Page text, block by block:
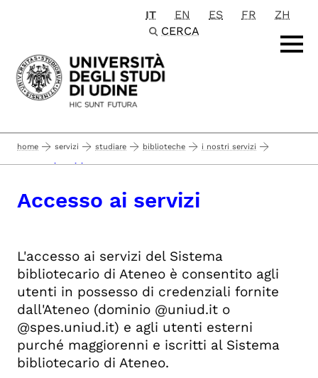
Passa al contenuto principale
IT EN ES FR
ZH
CERCA
home servizi studiare biblioteche i nostri servizi
accesso ai servizi
Accesso ai servizi
L'accesso ai servizi del Sistema
bibliotecario di Ateneo è consentito agli
utenti in possesso di credenziali fornite
dall'Ateneo (dominio @uniud.it o
@spes.uniud.it) e agli utenti esterni
purché maggiorenni e iscritti al Sistema
bibliotecario di Ateneo.